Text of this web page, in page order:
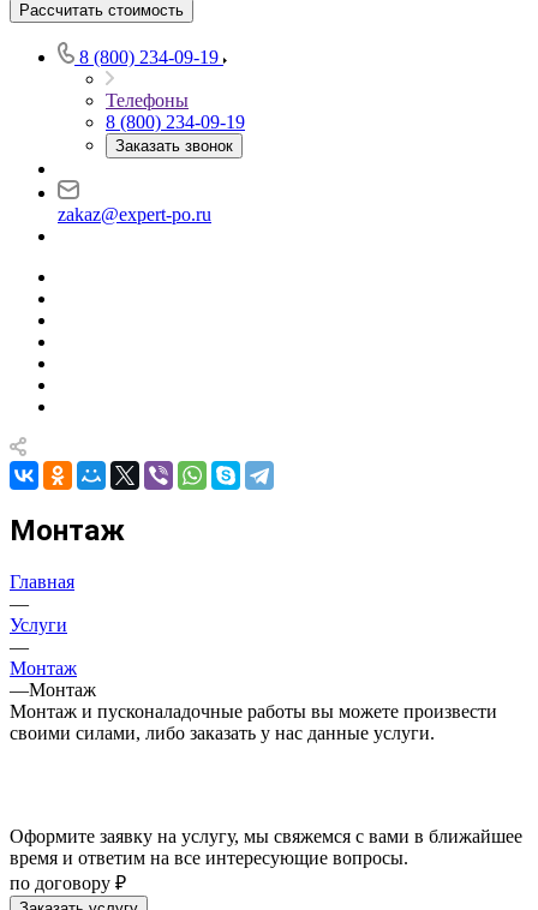
Рассчитать стоимость
8 (800) 234-09-19
Телефоны
8 (800) 234-09-19
Заказать звонок
zakaz@expert-po.ru
Монтаж
Главная
—
Услуги
—
Монтаж
—Монтаж
Монтаж и пусконаладочные работы вы можете произвести
своими силами, либо заказать у нас данные услуги.
Оформите заявку на услугу, мы свяжемся с вами в ближайшее
время и ответим на все интересующие вопросы.
по договору ₽